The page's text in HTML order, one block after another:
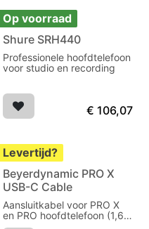
Op voorraad
Shure SRH440
Professionele hoofdtelefoon
voor studio en recording
€ 106,07
Levertijd?
Beyerdynamic PRO X
USB-C Cable
Aansluitkabel voor PRO X
en PRO hoofdtelefoon (1,6
m) met geïntegreerde DAC